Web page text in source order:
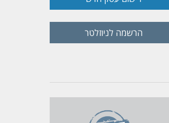
הרשמה לניוזלטר